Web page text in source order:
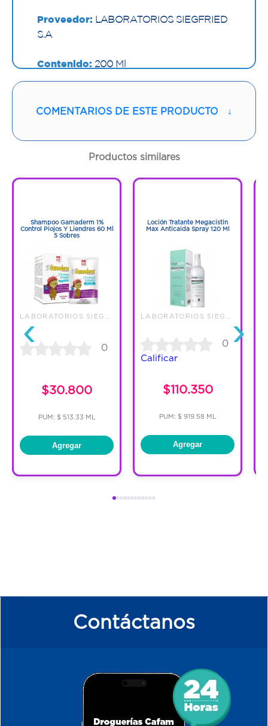
Proveedor: LABORATORIOS SIEGFRIED
S.A
Contenido: 200 Ml
COMENTARIOS DE ESTE PRODUCTO ↓
Productos similares
‹
Shampoo Gamaderm 1%
Control Piojos Y Liendres 60 Ml
5 Sobres
0
$30.800
PUM: $ 513.33 ML
Agregar
Loción Tratante Megacistin
Max Anticaida Spray 120 Ml
0
Calificar
$110.350
PUM: $ 919.58 ML
Agregar
›
Contáctanos